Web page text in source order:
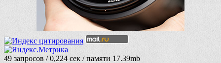
49 запросов / 0,224 сек / памяти 17.39mb